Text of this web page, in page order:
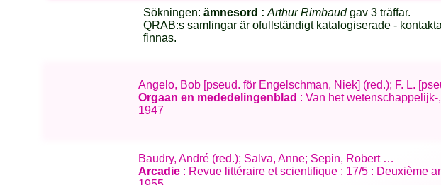
Sökningen: ämnesord : Arthur Rimbaudgav 3 träffar.
QRAB:s samlingar är ofullständigt katalogiserade - kontakta
finnas.
Angelo, Bob [pseud. för Engelschman, Niek] (red.); F. L.
Orgaan en mededelingenblad : Van het
1947
Baudry, André (red.); Salva, Anne; Sepin, Robert …
Arcadie : Revue littéraire et scientifique : 17/5 : Deuxième